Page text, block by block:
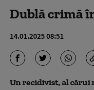
Dublă crimă
14.01.2025 08:51
Un recidivist, al cărui